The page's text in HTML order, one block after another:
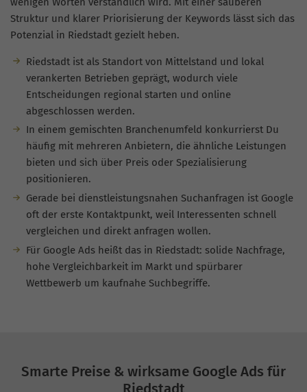
Struktur und klarer Priorisierung der Keywords lässt sich das
Potenzial in Riedstadt gezielt heben.
Riedstadt ist als Standort von Mittelstand und lokal
verankerten Betrieben geprägt, wodurch viele
Entscheidungen regional starten und online
abgeschlossen werden.
In einem gemischten Branchenumfeld konkurrierst Du
häufig mit mehreren Anbietern, die ähnliche Leistungen
bieten und sich über Preis oder Spezialisierung
positionieren.
Gerade bei dienstleistungsnahen Suchanfragen ist Google
oft der erste Kontaktpunkt, weil Interessenten schnell
vergleichen und direkt anfragen wollen.
Für Google Ads heißt das in Riedstadt: solide Nachfrage,
hohe Vergleichbarkeit im Markt und spürbarer
Wettbewerb um kaufnahe Suchbegriffe.
Smarte Preise & wirksame Google Ads für
Riedstadt